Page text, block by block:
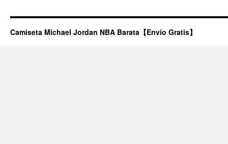
Camiseta Michael Jordan NBA Barata【Envío Gratis】